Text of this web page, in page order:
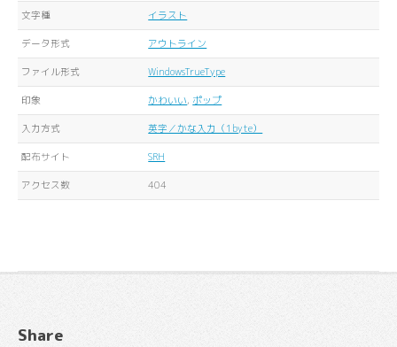
文字種 イラスト
データ形式 アウトライン
ファイル形式 WindowsTrueType
印象 かわいい, ポップ
入力方式 英字／かな入力（1byte）
配布サイト SRH
アクセス数 404
Share